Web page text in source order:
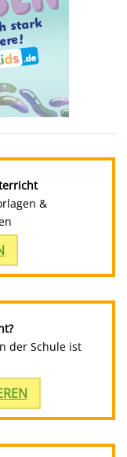
&
der Schule ist